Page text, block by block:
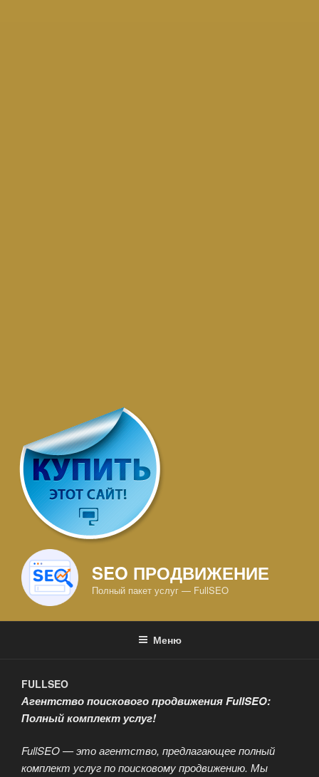
SEO ПРОДВИЖЕНИЕ
Полный пакет услуг — FullSEO
Меню
FULLSEO
Агентство поискового продвижения FullSEO:
Полный комплект услуг!
FullSEO — это агентство, предлагающее полный
комплект услуг по поисковому продвижению. Мы